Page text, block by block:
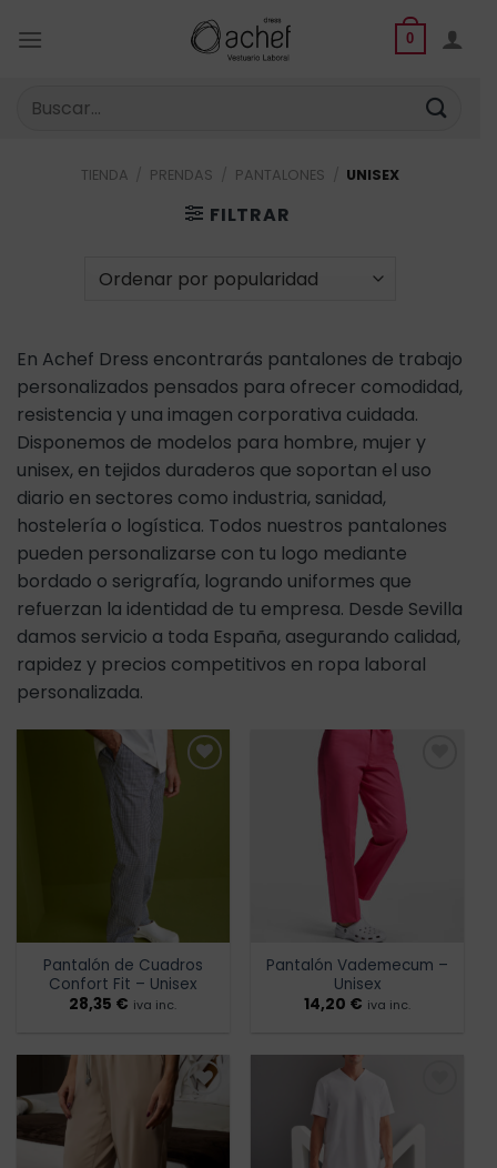
0
Buscar
TIENDA PRENDAS PANTALONES UNISEX
FILTRAR
En Achef Dress encontrarás pantalones de trabajo
personalizados pensados para ofrecer comodidad,
resistencia y una imagen corporativa cuidada.
Disponemos de modelos para hombre, mujer y
unisex, en tejidos duraderos que soportan el uso
diario en sectores como industria, sanidad,
hostelería o logística. Todos nuestros pantalones
pueden personalizarse con tu logo mediante
bordado o serigrafía, logrando uniformes que
refuerzan la identidad de tu empresa. Desde Sevilla
damos servicio a toda España, asegurando calidad,
rapidez y precios competitivos en ropa laboral
personalizada.
Añadir
Pantalón de Cuadros
Confort Fit – Unisex
28,35 € iva inc.
deseos
Pantalón Vademecum –
Unisex
14,20 € iva inc.
Añadir
a la
deseos
lista de
deseos